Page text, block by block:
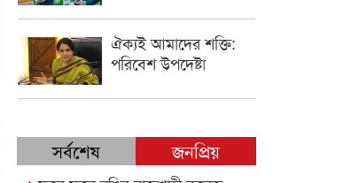
ঐক্যই আমাদের শক্তি:
পরিবেশ উপদেষ্টা
সর্বশেষ জনপ্রিয়